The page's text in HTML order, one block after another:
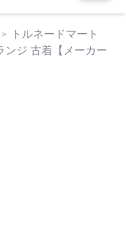
トルネードマート
ンジ 古着【メーカー